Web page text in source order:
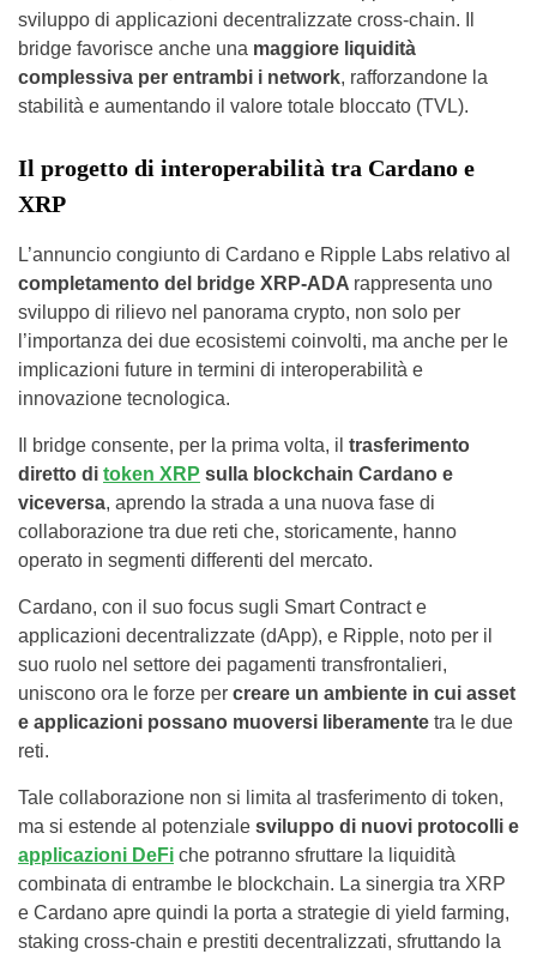
sviluppo di applicazioni decentralizzate cross-chain. Il
bridge favorisce anche una maggiore liquidità
complessiva per entrambi i network, rafforzandone la
stabilità e aumentando il valore totale bloccato (TVL).
Il progetto di interoperabilità tra Cardano e
XRP
L’annuncio congiunto di Cardano e Ripple Labs relativo al
completamento del bridge XRP-ADA rappresenta uno
sviluppo di rilievo nel panorama crypto, non solo per
l’importanza dei due ecosistemi coinvolti, ma anche per le
implicazioni future in termini di interoperabilità e
innovazione tecnologica.
Il bridge consente, per la prima volta, il trasferimento
diretto di token XRP sulla blockchain Cardano e
viceversa, aprendo la strada a una nuova fase di
collaborazione tra due reti che, storicamente, hanno
operato in segmenti differenti del mercato.
Cardano, con il suo focus sugli Smart Contract e
applicazioni decentralizzate (dApp), e Ripple, noto per il
suo ruolo nel settore dei pagamenti transfrontalieri,
uniscono ora le forze per creare un ambiente in cui asset
e applicazioni possano muoversi liberamente tra le due
reti.
Tale collaborazione non si limita al trasferimento di token,
ma si estende al potenziale sviluppo di nuovi protocolli e
applicazioni DeFi che potranno sfruttare la liquidità
combinata di entrambe le blockchain. La sinergia tra XRP
e Cardano apre quindi la porta a strategie di yield farming,
staking cross-chain e prestiti decentralizzati, sfruttando la